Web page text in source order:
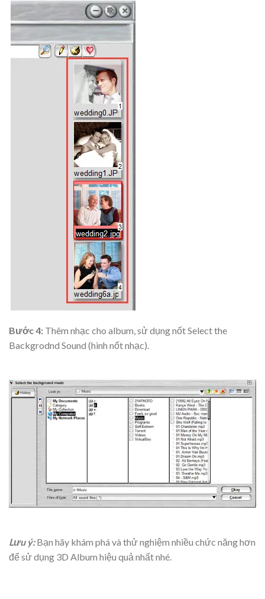
Bước 4: Thêm nhạc cho album, sử dụng nốt Select the
Backgrodnd Sound (hình nốt nhạc).
Lưu ý:Bạn hãy khám phá và thử nghiệm nhiều chức năng hơn
để sử dụng 3D Album hiệu quả nhất nhé.